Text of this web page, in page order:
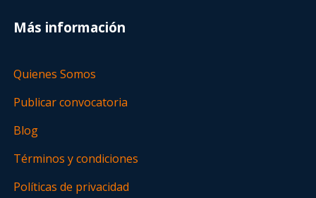
Más información
Quienes Somos
Publicar convocatoria
Blog
Términos y condiciones
Políticas de privacidad